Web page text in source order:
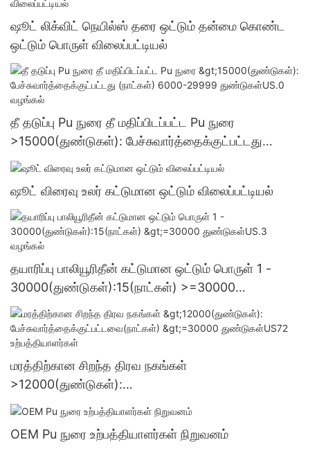
ஷூட் லிக்விட் நெயில்ஸ் தரை ஒட்டும் தன்மை கொண்ட
ஒட்டும் பொருள் விலைப்பட்டியல்
தீ தடுப்பு Pu நுரை தீ மதிப்பிடப்பட்ட Pu நுரை
>15000(துண்டுகள்): பேச்சுவார்த்தைக்குட்பட்டது
(நாட்கள்) 6000-29999 துண்டுகள்US.0 வழங்கல்
ஷூட் விரைவு உலர் கட்டுமான ஒட்டும் விலைப்பட்டியல்
தயாரிப்பு பாலியூரிதீன் கட்டுமான ஒட்டும் பொருள் 1 -
30000(துண்டுகள்):15(நாட்கள்) >=30000
துண்டுகள்US.3 வழங்கல்
மரத்திற்கான சிறந்த திரவ நகங்கள்
>12000(துண்டுகள்):
பேச்சுவார்த்தைக்குட்பட்டவை(நாட்கள்) >=30000
துண்டுகள்US72 உற்பத்தியாளர்கள்
OEM Pu நுரை உற்பத்தியாளர்கள் நிறுவனம்